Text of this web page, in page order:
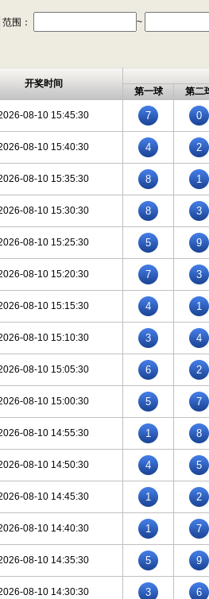
范围： ~
开奖时间
第一球 第二
08-10 15:45:30 7 0
08-10 15:40:30 4 2
08-10 15:35:30 8 1
08-10 15:30:30 8 3
08-10 15:25:30 5 9
08-10 15:20:30 7 3
08-10 15:15:30 4 1
08-10 15:10:30 3 4
08-10 15:05:30 6 2
08-10 15:00:30 5 7
08-10 14:55:30 1 8
08-10 14:50:30 4 5
08-10 14:45:30 1 2
08-10 14:40:30 1 7
08-10 14:35:30 5 9
08-10 14:30:30 3 6